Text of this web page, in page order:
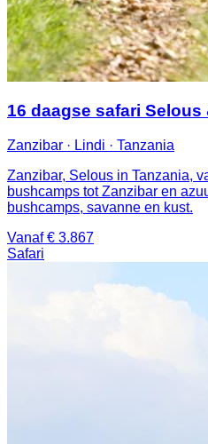
16 daagse safari
Zanzibar · Lindi · Tanzania
Zanzibar, Selous in Tanzania,
bushcamps tot Zanzibar en
bushcamps, savanne en kust.
Vanaf € 3.867
Safari